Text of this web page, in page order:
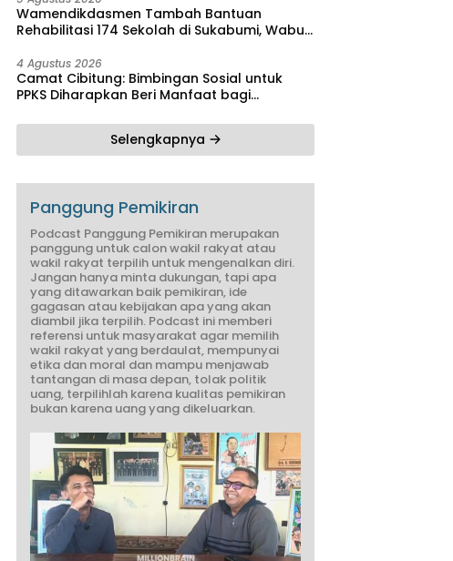
Wamendikdasmen Tambah Bantuan
Rehabilitasi 174 Sekolah di Sukabumi, Wabup
Pendidikan
4 Agustus 2026
Camat Cibitung: Bimbingan Sosial untuk
PPKS Diharapkan Beri Manfaat bagi
Selengkapnya
Panggung Pemikiran
Podcast Panggung Pemikiran merupakan
panggung untuk calon wakil rakyat atau
wakil rakyat terpilih untuk mengenalkan diri.
Jangan hanya minta dukungan, tapi apa
yang ditawarkan baik pemikiran, ide
gagasan atau kebijakan apa yang akan
diambil jika terpilih. Podcast ini memberi
referensi untuk masyarakat agar memilih
wakil rakyat yang berdaulat, mempunyai
etika dan moral dan mampu menjawab
tantangan di masa depan, tolak politik
uang, terpilihlah karena kualitas pemikiran
bukan karena uang yang dikeluarkan.